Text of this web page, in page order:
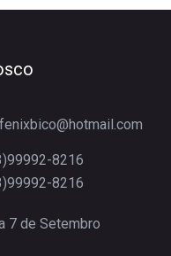
8216
8216
7 de Setembro